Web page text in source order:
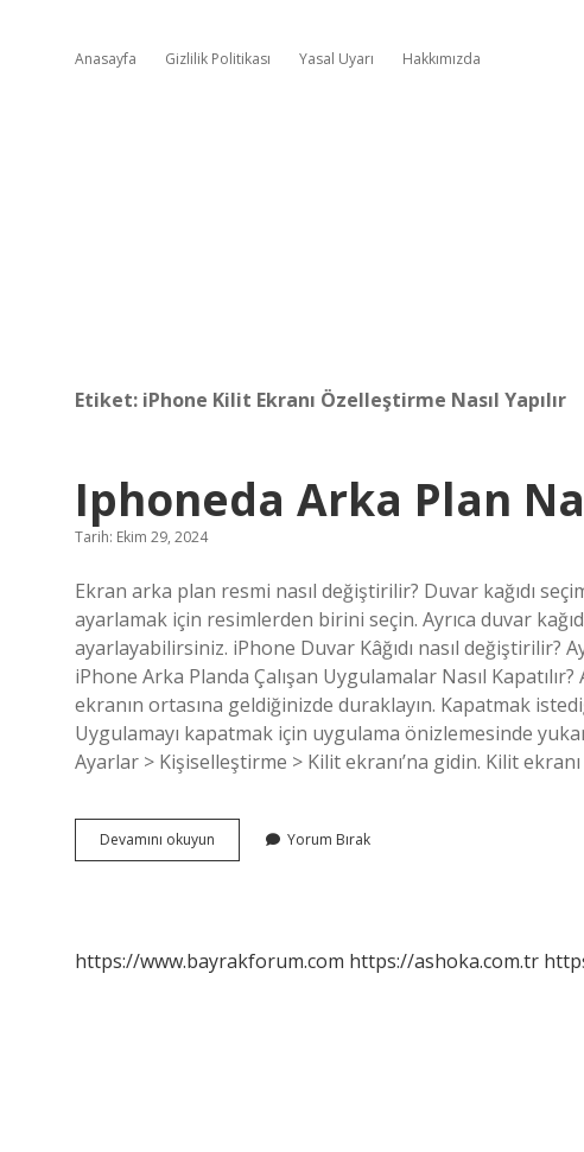
Anasayfa Gizlilik Politikası Yasal Uyarı Hakkımızda
Etiket: iPhone Kilit Ekranı Özelleştirme Nasıl Yapılır
Iphoneda Arka Plan
Tarih: Ekim 29, 2024
Ekran arka plan resmi nasıl değiştirilir? Duvar kağıdı
ayarlamak için resimlerden birini seçin. Ayrıca duvar
ayarlayabilirsiniz. iPhone Duvar Kâğıdı nasıl değiştirilir?
iPhone Arka Planda Çalışan Uygulamalar Nasıl
ekranın ortasına geldiğinizde duraklayın. Kapatmak
Uygulamayı kapatmak için uygulama önizlemesinde
Ayarlar > Kişiselleştirme > Kilit ekranı’na gidin. Kilit
Devamını okuyun Iphoneda
Arka
Yorum Bırak
https://www.bayrakforum.com https://ashoka.com.tr